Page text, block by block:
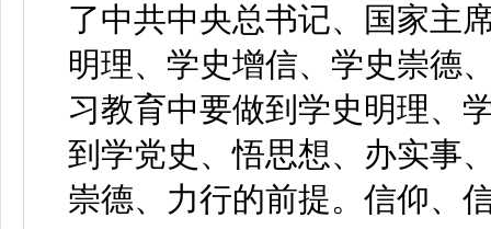
了中共中央总书记、国家主
明理、学史增信、学史崇德
习教育中要做到学史明理、
到学党史、悟思想、办实事
崇德、力行的前提。信仰、